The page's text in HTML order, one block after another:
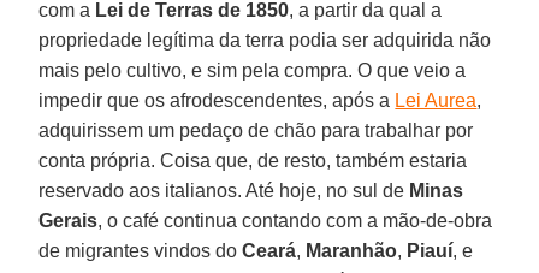
com a Lei de Terras de 1850, a partir da qual a
propriedade legítima da terra podia ser adquirida não
mais pelo cultivo, e sim pela compra. O que veio a
impedir que os afrodescendentes, após a Lei Aurea,
adquirissem um pedaço de chão para trabalhar por
conta própria. Coisa que, de resto, também estaria
reservado aos italianos. Até hoje, no sul de Minas
Gerais, o café continua contando com a mão-de-obra
de migrantes vindos doCeará, Maranhão, Piauí, e